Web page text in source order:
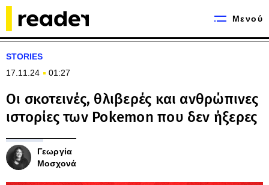
Μενού
STORIES
17.11.24
01:27
Οι σκοτεινές, θλιβερές και ανθρώπινες
ιστορίες των Pokemon που δεν ήξερες
Γεωργία
Μοσχονά